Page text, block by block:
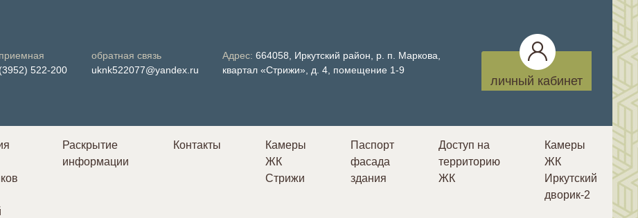
приемная
(3952) 522-200
обратная связь
uknk522077@yandex.ru
Адрес: 664058, Иркутский район, р. п. Маркова,
квартал «Стрижи», д. 4, помещение 1-9
личный кабинет
Раскрытие
информации
Контакты
Камеры
ЖК
Стрижи
Паспорт
фасада
здания
Доступ на
территорию
ЖК
Камеры
ЖК
Иркутский
дворик-2